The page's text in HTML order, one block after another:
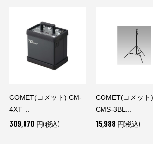
COMET(コメット) CM-
4XT ...
309,870 円(税込)
COMET(コメット)
CMS-3BL...
15,988 円(税込)